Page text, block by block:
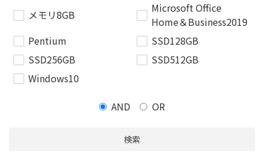
メモリ8GB
Microsoft Office
Home＆Business2019
Pentium
SSD128GB
SSD256GB
SSD512GB
Windows10
AND
OR
検索